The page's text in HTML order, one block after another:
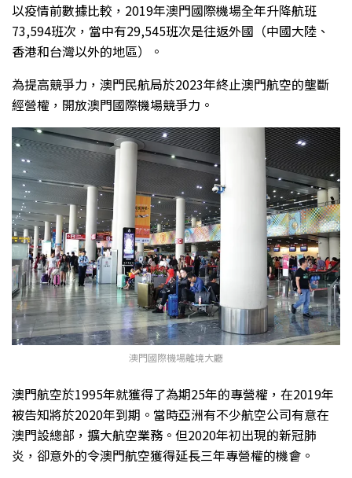
以疫情前數據比較，2019年澳門國際機場全年升降航班
73,594班次，當中有29,545班次是往返外國（中國大陸、
香港和台灣以外的地區）。
為提高競爭力，澳門民航局於2023年終止澳門航空的壟斷
經營權，開放澳門國際機場競爭力。
澳門國際機場離境大廳
澳門航空於1995年就獲得了為期25年的專營權，在2019年
被告知將於2020年到期。當時亞洲有不少航空公司有意在
澳門設總部，擴大航空業務。但2020年初出現的新冠肺
炎，卻意外的令澳門航空獲得延長三年專營權的機會。